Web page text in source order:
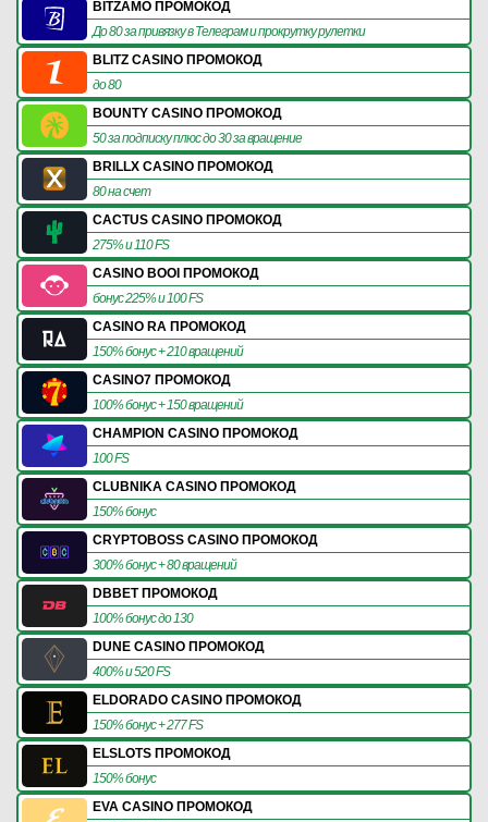
BITZAMO ПРОМОКОД
До 80 за привязку в Телеграм и прокрутку рулетки
BLITZ CASINO ПРОМОКОД
до 80
BOUNTY CASINO ПРОМОКОД
50 за подписку плюс до 30 за вращение
BRILLX CASINO ПРОМОКОД
80 на счет
CACTUS CASINO ПРОМОКОД
275% и 110 FS
CASINO BOOI ПРОМОКОД
бонус 225% и 100 FS
CASINO RA ПРОМОКОД
150% бонус + 210 вращений
CASINO7 ПРОМОКОД
100% бонус + 150 вращений
CHAMPION CASINO ПРОМОКОД
100 FS
CLUBNIKA CASINO ПРОМОКОД
150% бонус
CRYPTOBOSS CASINO ПРОМОКОД
300% бонус + 80 вращений
DBBET ПРОМОКОД
100% бонус до 130
DUNE CASINO ПРОМОКОД
400% и 520 FS
ELDORADO CASINO ПРОМОКОД
150% бонус + 277 FS
ELSLOTS ПРОМОКОД
150% бонус
EVA CASINO ПРОМОКОД